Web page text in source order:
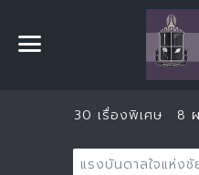
30 เรื่องพิเศษ 8
แรงบันดาลใจแห่งชั